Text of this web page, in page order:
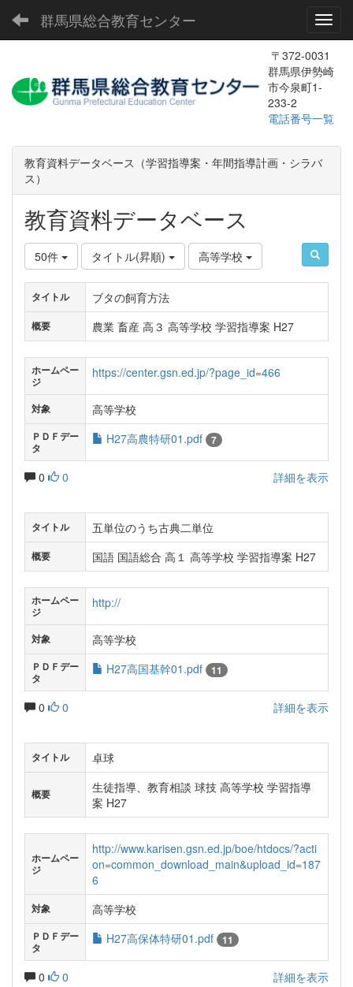
群馬県総合教育センター
〒372-0031
群馬県伊勢崎
市今泉町1-
233-2
電話番号一覧
教育資料データベース（学習指導案・年間指導計画・シラバ
ス）
教育資料データベース
50件 タイトル(昇順) 高等学校
タイトル ブタの飼育方法
概要 農業 畜産 高３ 高等学校 学習指導案 H27
ホームペー
ジ
https://center.gsn.ed.jp/?page_id=466
対象 高等学校
ＰＤＦデー
タ
H27高農特研01.pdf 7
0 0 詳細を表示
タイトル 五単位のうち古典二単位
概要 国語 国語総合 高１ 高等学校 学習指導案 H27
ホームペー
ジ
http://
対象 高等学校
ＰＤＦデー
タ
H27高国基幹01.pdf 11
0 0 詳細を表示
タイトル 卓球
概要
生徒指導、教育相談 球技 高等学校 学習指導
案 H27
ホームペー
ジ
http://www.karisen.gsn.ed.jp/boe/htdocs/?acti
on=common_download_main&upload_id=187
6
対象 高等学校
ＰＤＦデー
タ
H27高保体特研01.pdf 11
0 0 詳細を表示